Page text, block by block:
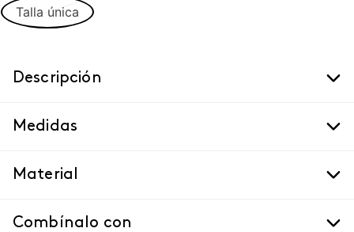
Talla única
Descripción
Medidas
Material
Combínalo con